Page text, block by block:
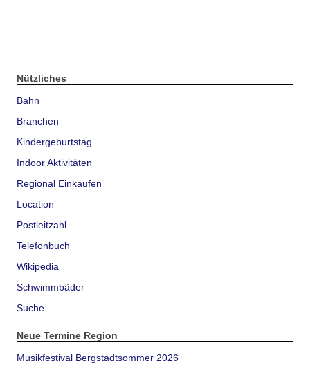
Nützliches
Bahn
Branchen
Kindergeburtstag
Indoor Aktivitäten
Regional Einkaufen
Location
Postleitzahl
Telefonbuch
Wikipedia
Schwimmbäder
Suche
Neue Termine Region
Musikfestival Bergstadtsommer 2026